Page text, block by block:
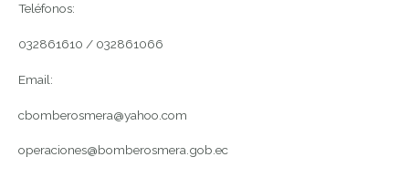
Teléfonos:
032861610 / 032861066
Email:
cbomberosmera@yahoo.com
operaciones@bomberosmera.gob.ec